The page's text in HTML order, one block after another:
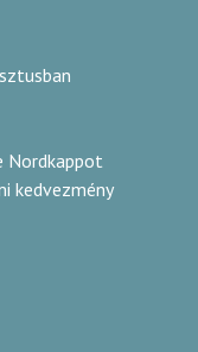
Nordkappot
kedvezmény